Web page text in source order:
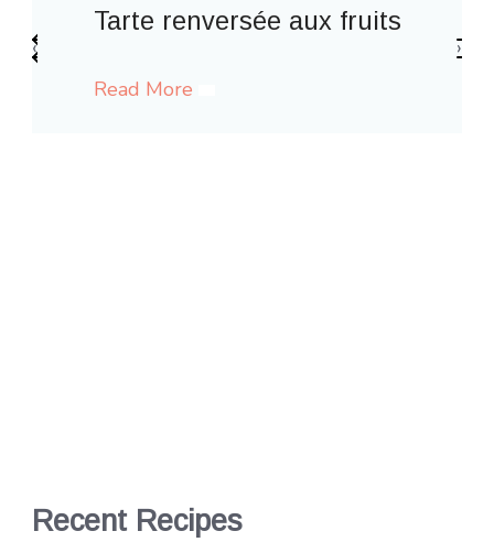
Gâteau
Gaufres comme à la fête
‹ ›
Recent Recipes